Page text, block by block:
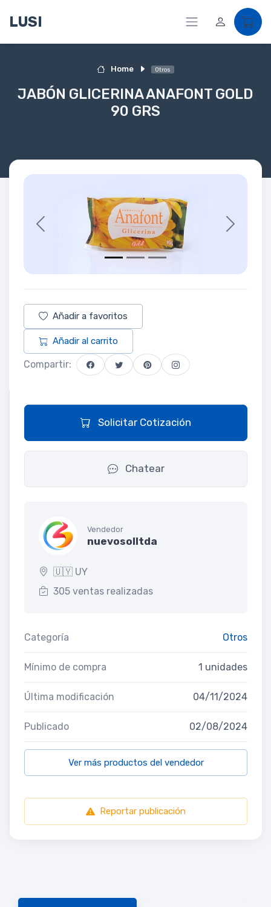
LUSI
Home Otros
JABÓN GLICERINA ANAFONT GOLD
90 GRS
Previous Next
Añadir a favoritos
Añadir al carrito
Compartir:
Solicitar Cotización
Chatear
Vendedor
nuevosolltda
🇺🇾 UY
305 ventas realizadas
Categoría Otros
Mínimo de compra 1 unidades
Última modificación 04/11/2024
Publicado 02/08/2024
Ver más productos del vendedor
Reportar publicación